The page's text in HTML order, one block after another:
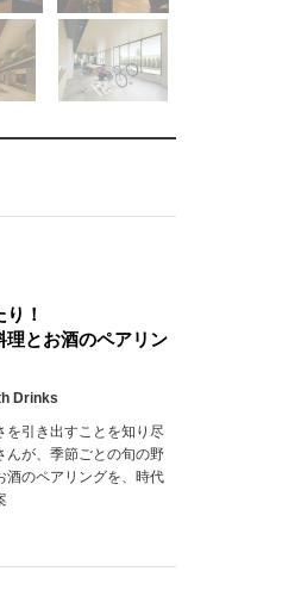
！
理とお酒のペアリン
Drinks
を引き出すことを知り尽
んが、季節ごとの旬の野
酒のペアリングを、時代